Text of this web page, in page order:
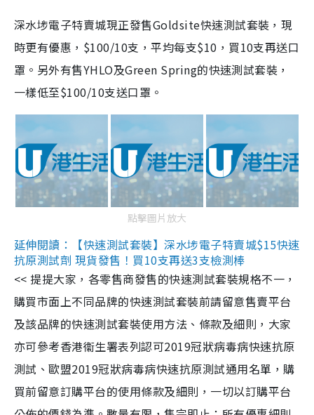
深水埗電子特賣城現正發售Goldsite快速測試套裝，現
時更有優惠，$100/10支，平均每支$10，買10支再送口
罩。另外有售YHLO及Green Spring的快速測試套裝，
一樣低至$100/10支送口罩。
點擊圖片放大
延伸閱讀：【快速測試套裝】深水埗電子特賣城$15快速
抗原測試劑 現貨發售！買10支再送3支檢測棒
<< 提提大家，各零售商發售的快速測試套裝規格不一，
購買市面上不同品牌的快速測試套裝前請留意售賣平台
及該品牌的快速測試套裝使用方法、條款及細則，大家
亦可參考香港衞生署表列認可2019冠狀病毒病快速抗原
測試、歐盟2019冠狀病毒病快速抗原測試通用名單，購
買前留意訂購平台的使用條款及細則，一切以訂購平台